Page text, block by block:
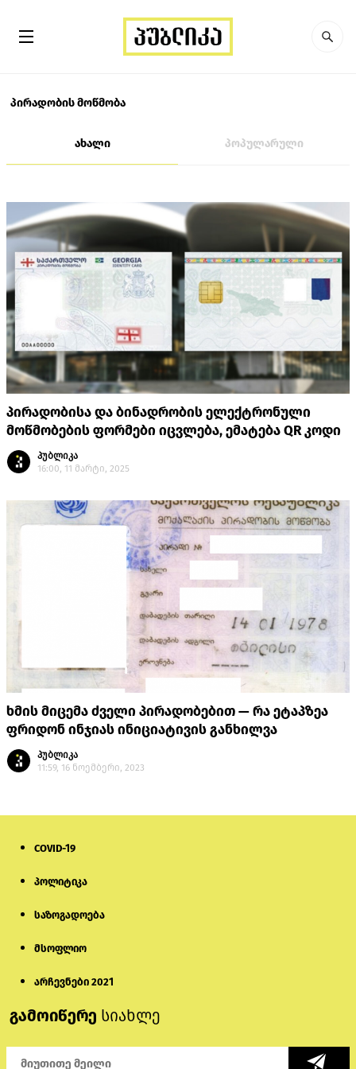
პირადობის მოწმობა
ახალი პოპულარული
პირადობისა და ბინადრობის ელექტრონული
მოწმობების ფორმები იცვლება, ემატება QR კოდი
პუბლიკა
16:00, 11 მარტი, 2025
ხმის მიცემა ძველი პირადობებით — რა ეტაპზეა
ფრიდონ ინჯიას ინიციატივის განხილვა
პუბლიკა
11:59, 16 ნოემბერი, 2023
COVID-19
პოლიტიკა
საზოგადოება
მსოფლიო
არჩევნები 2021
გამოიწერე სიახლე